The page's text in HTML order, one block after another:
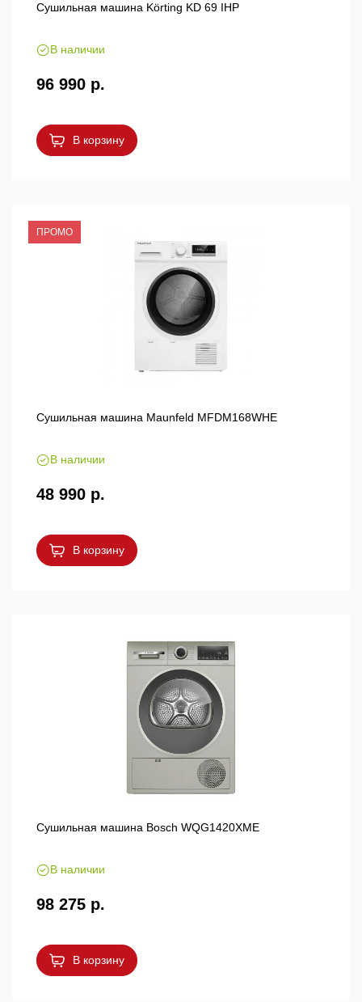
Сушильная машина Körting KD 69 IHP
В наличии
96 990 р.
В корзину
ПРОМО
Сушильная машина Maunfeld MFDM168WHE
В наличии
48 990 р.
В корзину
Сушильная машина Bosch WQG1420XME
В наличии
98 275 р.
В корзину